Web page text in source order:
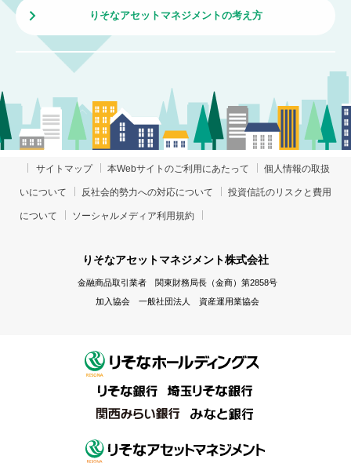
りそなアセットマネジメントの考え方
サイトマップ 本Webサイトのご利用にあたって 個人情報の取扱
いについて 反社会的勢力への対応について 投資信託のリスクと費用
について ソーシャルメディア利用規約
りそなアセットマネジメント株式会社
金融商品取引業者 関東財務局長（金商）第2858号
加入協会 一般社団法人 資産運用業協会